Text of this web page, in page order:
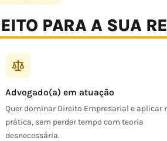
PARA A SUA
Advogado(a) em atuação
Quer dominar Direito Empresarial e aplicar
prática, sem perder tempo com teoria
desnecessária.